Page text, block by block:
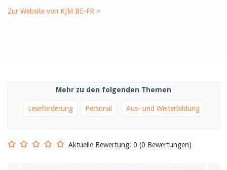
Veranstaltungen
Rezensionen
Autoren
Birgit Libiszewski
Zur Website von KJM BE-FR >
Mehr zu den folgenden Themen
Leseförderung Personal Aus- und Weiterbildung
Aktuelle Bewertung: 0 (0 Bewertungen)